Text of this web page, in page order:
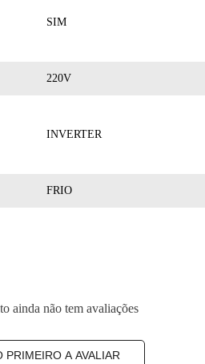
SIM
220V
INVERTER
FRIO
ainda não tem avaliações
PRIMEIRO A AVALIAR